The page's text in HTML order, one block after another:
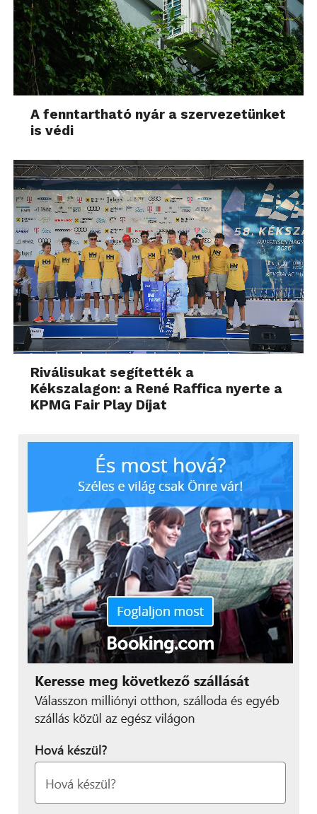
A kezelési útmutatóban bemutatott GPS10 modul
ugyanis bőven 30.000,- forint felett vásárolható meg
még akkor is, ha külföldről hozatjuk be. Ezt pedig
egy kicsit érdekesnek találom, mert egy Bluetooth
külső GPS is megáll bőven 10.000,- forint alatt, akkor
miért ez a magas ár? Mindenesetre ha kell nekünk
az ilyen, megvehetjük. Csendben jegyzem meg,
fényképhez rögzítjük a GPS-koordinátát is és így
könnyebb megtalálni a készítés helyét utólag, és ez
a funkció már 20.000,- forintos
fényképezőgépekben is benne van. Ebben a
kétszázezresben meg nem fért el…
1080p minőségben rögzíthetünk vele videókat,
melyeknek a hangja sztereó. Ezek alapok manapság,
még fényképezőgépnél is. Az viszont
mindenképpen extra, hogy a fókuszt a videofelvétel
közben a képernyő megérintésével vezérelhetjük.
Azaz egy érintéssel megadhatjuk, mi legyen éles és
mi legyen homályos. Ez nagyon jó dolog és
használni is fogjuk főként akkor, amikor a befogott
képben nagy mélységek vannak és az automatika
ezzel nem tud mit kezdeni. Érdekes dolog, hogy a
videó is működik minden optikával, de a zoomos
optikáknál a rázoomolás kézzel, a tárcsa csavarásával
történik, ami viszont akadozós. Legalábbis eleinte
biztos. Ettől függetlenül a videofelvételek jó
minőségűek és egy microHDMI csatlakozóval a
lapostévén lejátszhatóak. És persze DLNA-n
Samsung AllSharePlay-t.
A fenntartható nyár a szervezetünket
is védi
Riválisukat segítették a
Kékszalagon: a René Raffica nyerte a
KPMG Fair Play Díjat